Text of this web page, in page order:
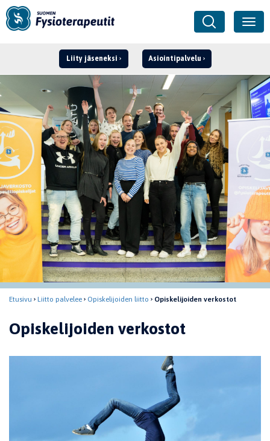
Liity jäseneksi Asiointipalvelu
Kirjaudu ›
Etusivu Liitto palvelee Opiskelijoiden liitto Opiskelijoiden verkostot
Opiskelijoiden verkostot